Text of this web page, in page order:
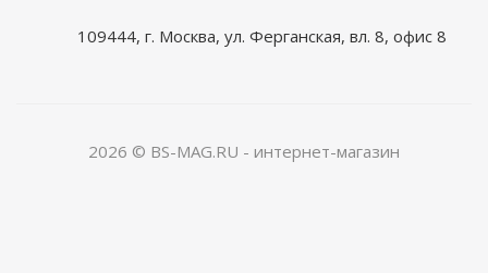
109444, г. Москва, ул. Ферганская, вл. 8, офис 8
2026 © BS-MAG.RU - интернет-магазин